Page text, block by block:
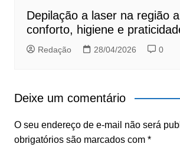
Depilação a laser na região
conforto, higiene e
Redação 28/04/2026 0
Deixe um comentário
O seu endereço de e-mail não será
obrigatórios são marcados com *